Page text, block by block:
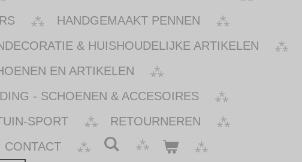
HANDGEMAAKT PENNEN
& HUISHOUDELIJKE ARTIKELEN
EN ARTIKELEN
- SCHOENEN & ACCESOIRES
SPORT
RETOURNEREN
CONTACT